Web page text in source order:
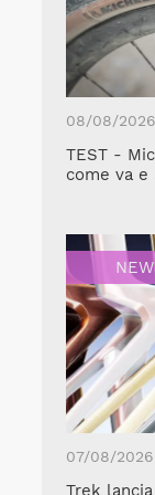
08/08/2026
TEST -
come va e
07/08/2026
Trek